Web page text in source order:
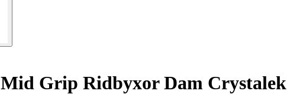
Mid Grip Ridbyxor Dam Crystalek